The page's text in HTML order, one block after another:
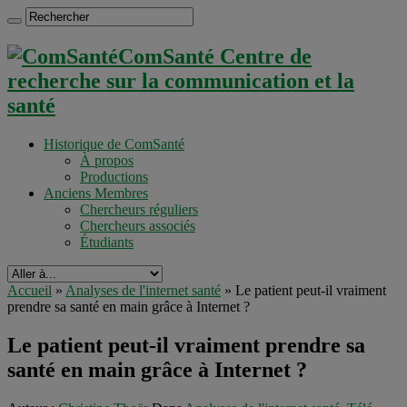
ComSanté Centre de
recherche sur la communication et la
santé
Historique de ComSanté
À propos
Productions
Anciens Membres
Chercheurs réguliers
Chercheurs associés
Étudiants
Accueil » Analyses de l'internet santé » Le patient peut-il vraiment
prendre sa santé en main grâce à Internet ?
Le patient peut-il vraiment prendre sa
santé en main grâce à Internet ?